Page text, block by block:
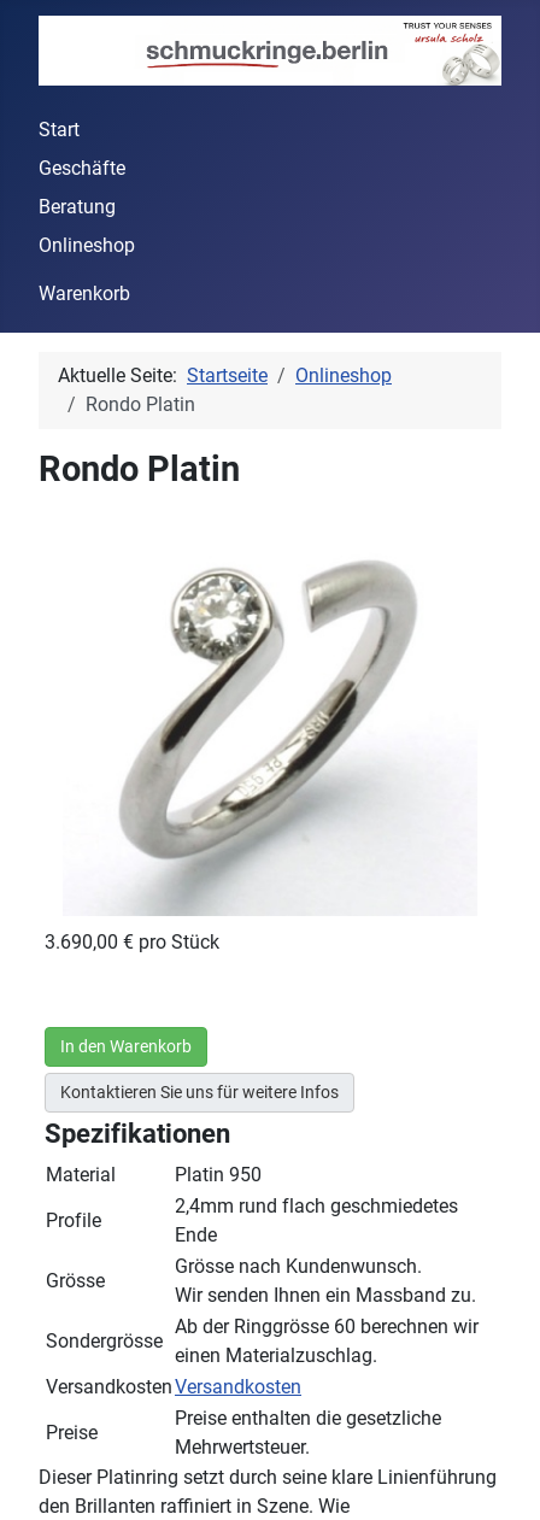
Start
Geschäfte
Beratung
Onlineshop
Warenkorb
Aktuelle Seite: Startseite
Onlineshop
Rondo Platin
Rondo Platin
3.690,00 € pro Stück
In den Warenkorb
Kontaktieren Sie uns für weitere Infos
Spezifikationen
Material
Platin 950
Profile
2,4mm rund flach geschmiedetes
Ende
Grösse
Grösse nach Kundenwunsch.
Wir senden Ihnen ein Massband zu.
Sondergrösse
Ab der Ringgrösse 60 berechnen wir
einen Materialzuschlag.
VersandkostenVersandkosten
Preise
Preise enthalten die gesetzliche
Mehrwertsteuer.
Dieser Platinring setzt durch seine klare Linienführung
den Brillanten raffiniert in Szene. Wie